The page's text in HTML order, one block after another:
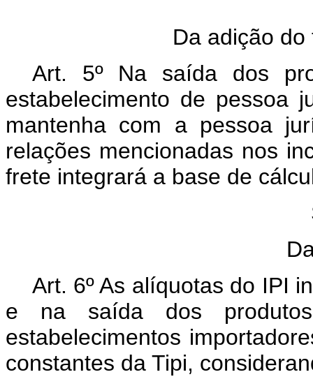
Da adição
Art. 5º Na saída dos
estabelecimento de pessoa
mantenha com a pessoa
relações mencionadas nos
frete integrará a base de
Art. 6º As alíquotas do IPI
e na saída dos
estabelecimentos
constantes da Tipi,